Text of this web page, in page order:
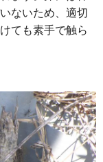
ないため、適切
ても素手で触ら